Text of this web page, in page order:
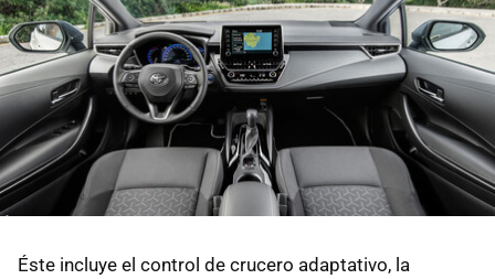
Éste incluye el control de crucero adaptativo, la